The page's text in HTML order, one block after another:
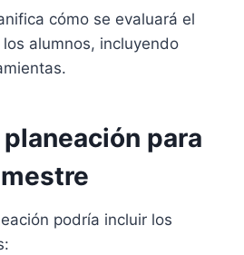
cómo se evaluará el
alumnos, incluyendo
para
podría incluir los